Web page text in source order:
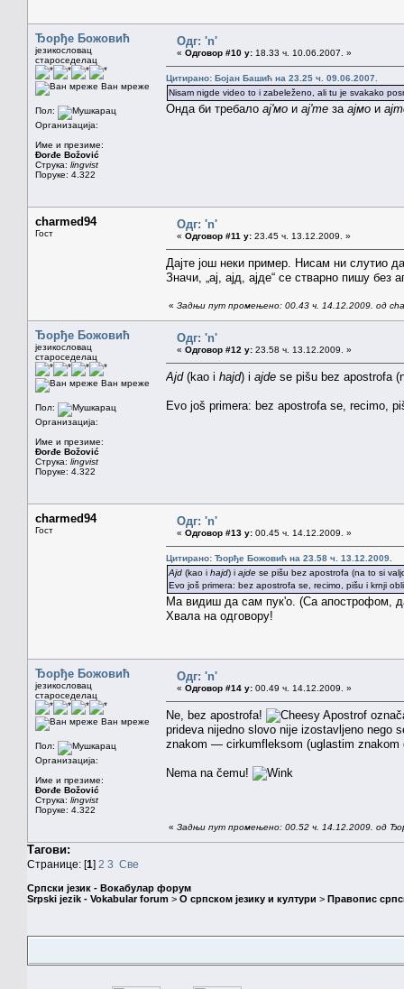
Ђорђе Божовић
језикословац
староседелац
Ван мреже
Пол:
Организација:
Име и презиме:
Đorđe Božović
Струка: lingvist
Поруке: 4.322
Одг: 'n'
« Одговор #10 у: 18.33 ч. 10.06.2007. »
Цитирано: Бојан Башић на 23.25 ч. 09.06.2007.
Nisam nigde video to i zabeleženo, ali tu je svakako
Онда би требало ај'мо и ај'те за ајмо и
charmed94
Гост
Одг: 'n'
« Одговор #11 у: 23.45 ч. 13.12.2009. »
Дајте још неки пример. Нисам ни слутио
Значи, „ај, ајд, ајде“ се стварно пишу без
« Задњи пут промењено: 00.43 ч. 14.12.2009. од
Ђорђе Божовић
језикословац
староседелац
Ван мреже
Пол:
Организација:
Име и презиме:
Đorđe Božović
Струка: lingvist
Поруке: 4.322
Одг: 'n'
« Одговор #12 у: 23.58 ч. 13.12.2009. »
Ajd(kao i hajd) i ajde se pišu bez apostrofa
Evo još primera: bez apostrofa se, recimo,
charmed94
Гост
Одг: 'n'
« Одговор #13 у: 00.45 ч. 14.12.2009. »
Цитирано: Ђорђе Божовић на 23.58 ч. 13.12.2009.
Ajd (kao i hajd) i ajde se pišu bez apostrofa (na to si
Evo još primera: bez apostrofa se, recimo, pišu i krnji
Ма видиш да сам пук'о. (Са апострофом,
Хвала на одговору!
Ђорђе Божовић
језикословац
староседелац
Ван мреже
Пол:
Организација:
Име и презиме:
Đorđe Božović
Струка: lingvist
Поруке: 4.322
Одг: 'n'
« Одговор #14 у: 00.49 ч. 14.12.2009. »
Ne, bez apostrofa!
Apostrof
prideva nijedno slovo nije izostavljeno nego
znakom — cirkumfleksom (uglastim znakom
Nema na čemu!
« Задњи пут промењено: 00.52 ч. 14.12.2009. од
Тагови:
Странице: [1] 2 3 Све
Српски језик - Вокабулар форум
Srpski jezik - Vokabular forum > О српском језику и култури > Правопис